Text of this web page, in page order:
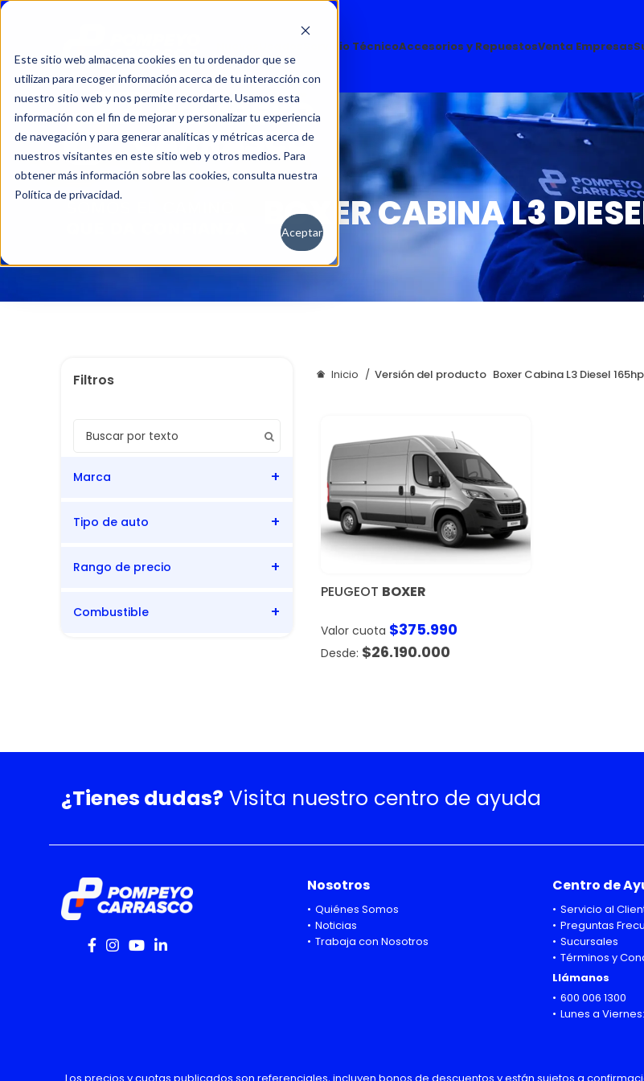
Este sitio web almacena cookies en tu ordenador que se
utilizan para recoger información acerca de tu interacción con
nuestro sitio web y nos permite recordarte. Usamos esta
información con el fin de mejorar y personalizar tu experiencia
de navegación y para generar analíticas y métricas acerca de
nuestros visitantes en este sitio web y otros medios. Para
obtener más información sobre las cookies, consulta nuestra
Política de privacidad.
Aceptar
Servicio TécnicoAccesorios y RepuestosVenta Empresas
BOXER CABINA L3
Marca
Peugeot
Tipo de auto
Comercial
Rango de precio
Combustible
Inicio Versión del producto Boxer Cabina L3 Diesel
PEUGEOT BOXER
Valor cuota $375.990
$26.190.000
¿Tienes dudas? Visita nuestro centro de ayuda
Nosotros
Quiénes Somos
Noticias
Trabaja con Nosotros
Centro de
Servicio al
Preguntas
Sucursales
Términos y
Llámanos
600 006 1300
Lunes a